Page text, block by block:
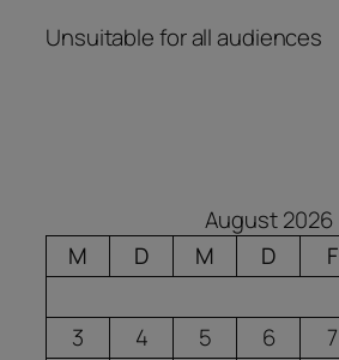
Unsuitable for all audiences
August 2026
M
D M D F
3
4 5 6 7